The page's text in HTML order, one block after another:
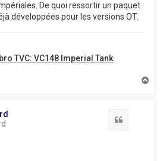
De quoi ressortir un paquet
développées pour les versions OT.
TVC: VC148 Imperial Tank